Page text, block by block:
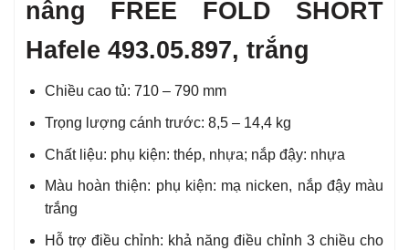
nâng FREE FOLD SHORT
Hafele 493.05.897, trắng
Chiều cao tủ: 710 – 790 mm
Trọng lượng cánh trước: 8,5 – 14,4 kg
Chất liệu: phụ kiện: thép, nhựa; nắp đậy: nhựa
Màu hoàn thiện: phụ kiện: mạ nicken, nắp đậy màu
trắng
Hỗ trợ điều chỉnh: khả năng điều chỉnh 3 chiều cho